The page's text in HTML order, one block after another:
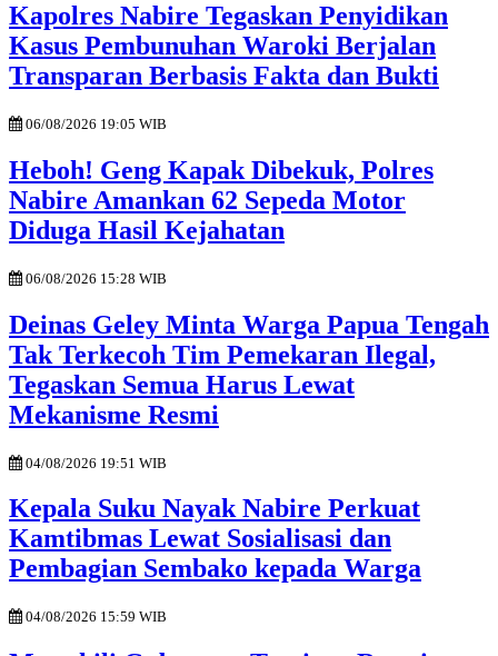
Kapolres Nabire Tegaskan Penyidikan
Kasus Pembunuhan Waroki Berjalan
Transparan Berbasis Fakta dan Bukti
06/08/2026 19:05 WIB
Heboh! Geng Kapak Dibekuk, Polres
Nabire Amankan 62 Sepeda Motor
Diduga Hasil Kejahatan
06/08/2026 15:28 WIB
Deinas Geley Minta Warga Papua Tengah
Tak Terkecoh Tim Pemekaran Ilegal,
Tegaskan Semua Harus Lewat
Mekanisme Resmi
04/08/2026 19:51 WIB
Kepala Suku Nayak Nabire Perkuat
Kamtibmas Lewat Sosialisasi dan
Pembagian Sembako kepada Warga
04/08/2026 15:59 WIB